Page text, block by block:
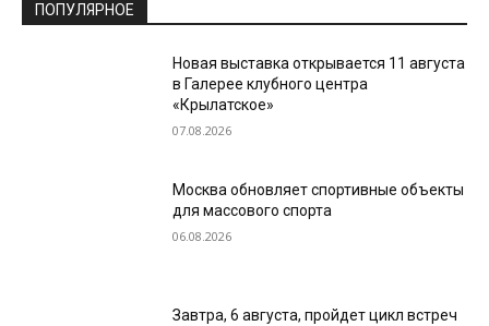
ПОПУЛЯРНОЕ
Новая выставка открывается 11 августа
в Галерее клубного центра
«Крылатское»
07.08.2026
Москва обновляет спортивные объекты
для массового спорта
06.08.2026
Завтра, 6 августа, пройдет цикл встреч